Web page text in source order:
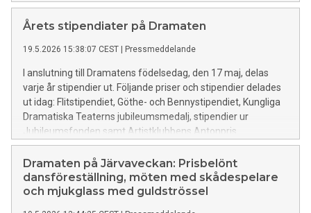
och Anne Lagercrantz, vd Sveriges Television. Torsdag 25
juni klockan 14.00-15.00 på Länsteatern Gotland/Kultur i
Årets stipendiater på Dramaten
19.5.2026 15:38:07 CEST | Pressmeddelande
I anslutning till Dramatens födelsedag, den 17 maj, delas
varje år stipendier ut. Följande priser och stipendier delades
ut idag: Flitstipendiet, Göthe- och Bennystipendiet, Kungliga
Dramatiska Teaterns jubileumsmedalj, stipendier ur
Jubileumsfonden samt Artistklubbens Antonpris.
Dramaten på Järvaveckan: Prisbelönt
dansföreställning, möten med skådespelare
och mjukglass med guldströssel